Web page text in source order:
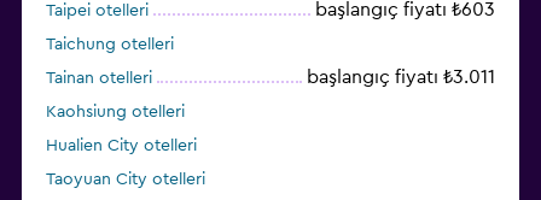
Taipei otelleri başlangıç fiyatı ₺603
Taichung otelleri
Tainan otelleri
başlangıç fiyatı ₺3.011
Kaohsiung otelleri
Hualien City otelleri
Taoyuan City otelleri